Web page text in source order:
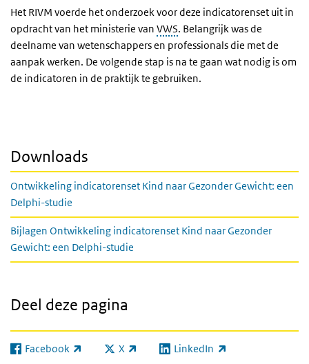
Het RIVM voerde het onderzoek voor deze indicatorenset uit in
opdracht van het ministerie van VWS. Belangrijk was de
deelname van wetenschappers en professionals die met de
aanpak werken. De volgende stap is na te gaan wat nodig is om
de indicatoren in de praktijk te gebruiken.
Downloads
Ontwikkeling indicatorenset Kind naar Gezonder Gewicht: een
Delphi-studie
Bijlagen Ontwikkeling indicatorenset Kind naar Gezonder
Gewicht: een Delphi-studie
Deel deze pagina
Facebook
(externe link) X
(externe link) LinkedIn
(externe link)